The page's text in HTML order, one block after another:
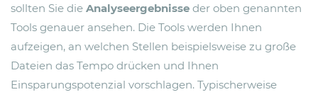
sollten Sie die Analyseergebnisse der oben genannten
Tools genauer ansehen. Die Tools werden Ihnen
aufzeigen, an welchen Stellen beispielsweise zu große
Dateien das Tempo drücken und Ihnen
Einsparungspotenzial vorschlagen. Typischerweise